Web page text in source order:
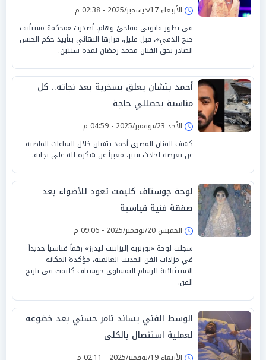
الأربعاء 17/ديسمبر/2025 - 02:38 م
في تطور قانوني مفاجئ وهام، أصدرت «محكمة مستأنف
جنح الدقي»، قبل قليل، قرارها النهائي بتأييد حكم الحبس
الصادر بحق الفنان محمد رمضان لمدة سنتين.
أحمد بتشان يعلق بسخرية بعد نجاته.. كل
مناسبة يحصللي حاجة
الأحد 23/نوفمبر/2025 - 04:59 م
كشف الفنان المصري أحمد بتشان خلال الساعات الماضية
عن تعرضه لحادث سير، معبراً عن شكره لله على نجاته.
لوحة جوستاف كليمت تعود للأضواء بعد
صفقة فنية قياسية
الخميس 20/نوفمبر/2025 - 09:06 م
سجلت لوحة «بورتريه إليزابيث ليدرز» رقماً قياسياً جديداً
في مزادات الفن الحديث العالمية، مؤكدة المكانة
الاستثنائية للرسام النمساوي جوستاف كليمت في تاريخ
الفن.
الوسط الفني يساند تامر حسني بعد خضوعه
لعملية استئصال بالكلى